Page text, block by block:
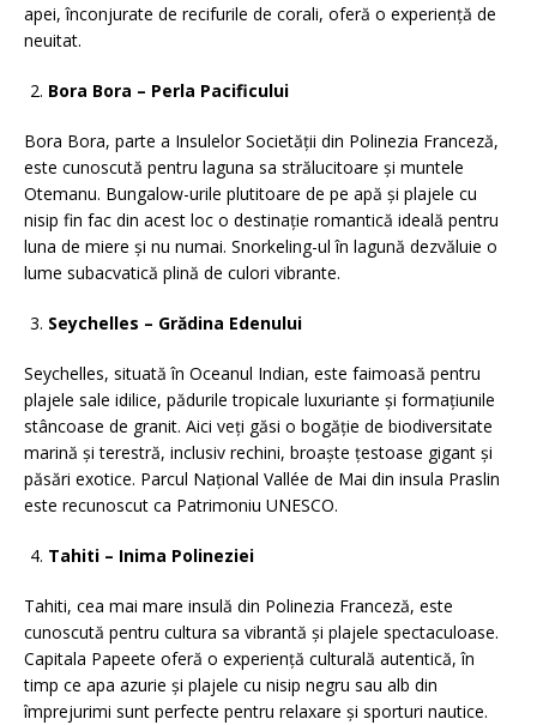
apei, înconjurate de recifurile de corali, oferă o experiență de
neuitat.
Bora Bora – Perla Pacificului
Bora Bora, parte a Insulelor Societății din Polinezia Franceză,
este cunoscută pentru laguna sa strălucitoare și muntele
Otemanu. Bungalow-urile plutitoare de pe apă și plajele cu
nisip fin fac din acest loc o destinație romantică ideală pentru
luna de miere și nu numai. Snorkeling-ul în lagună dezvăluie o
lume subacvatică plină de culori vibrante.
Seychelles – Grădina Edenului
Seychelles, situată în Oceanul Indian, este faimoasă pentru
plajele sale idilice, pădurile tropicale luxuriante și formațiunile
stâncoase de granit. Aici veți găsi o bogăție de biodiversitate
marină și terestră, inclusiv rechini, broaște țestoase gigant și
păsări exotice. Parcul Național Vallée de Mai din insula Praslin
este recunoscut ca Patrimoniu UNESCO.
Tahiti – Inima Polineziei
Tahiti, cea mai mare insulă din Polinezia Franceză, este
cunoscută pentru cultura sa vibrantă și plajele spectaculoase.
Capitala Papeete oferă o experiență culturală autentică, în
timp ce apa azurie și plajele cu nisip negru sau alb din
împrejurimi sunt perfecte pentru relaxare și sporturi nautice.